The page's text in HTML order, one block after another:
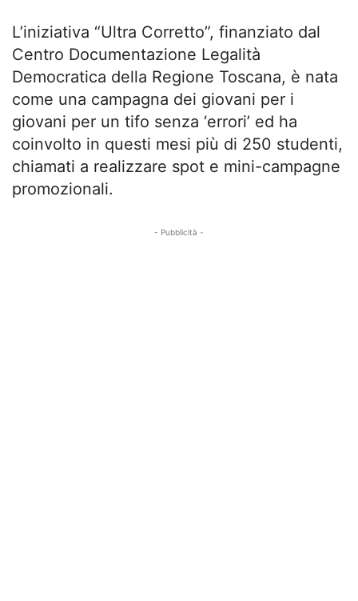
L’iniziativa “Ultra Corretto”, finanziato dal
Centro Documentazione Legalità
Democratica della Regione Toscana, è nata
come una campagna dei giovani per i
giovani per un tifo senza ‘errori’ ed ha
coinvolto in questi mesi più di 250 studenti,
chiamati a realizzare spot e mini-campagne
promozionali.
- Pubblicità -